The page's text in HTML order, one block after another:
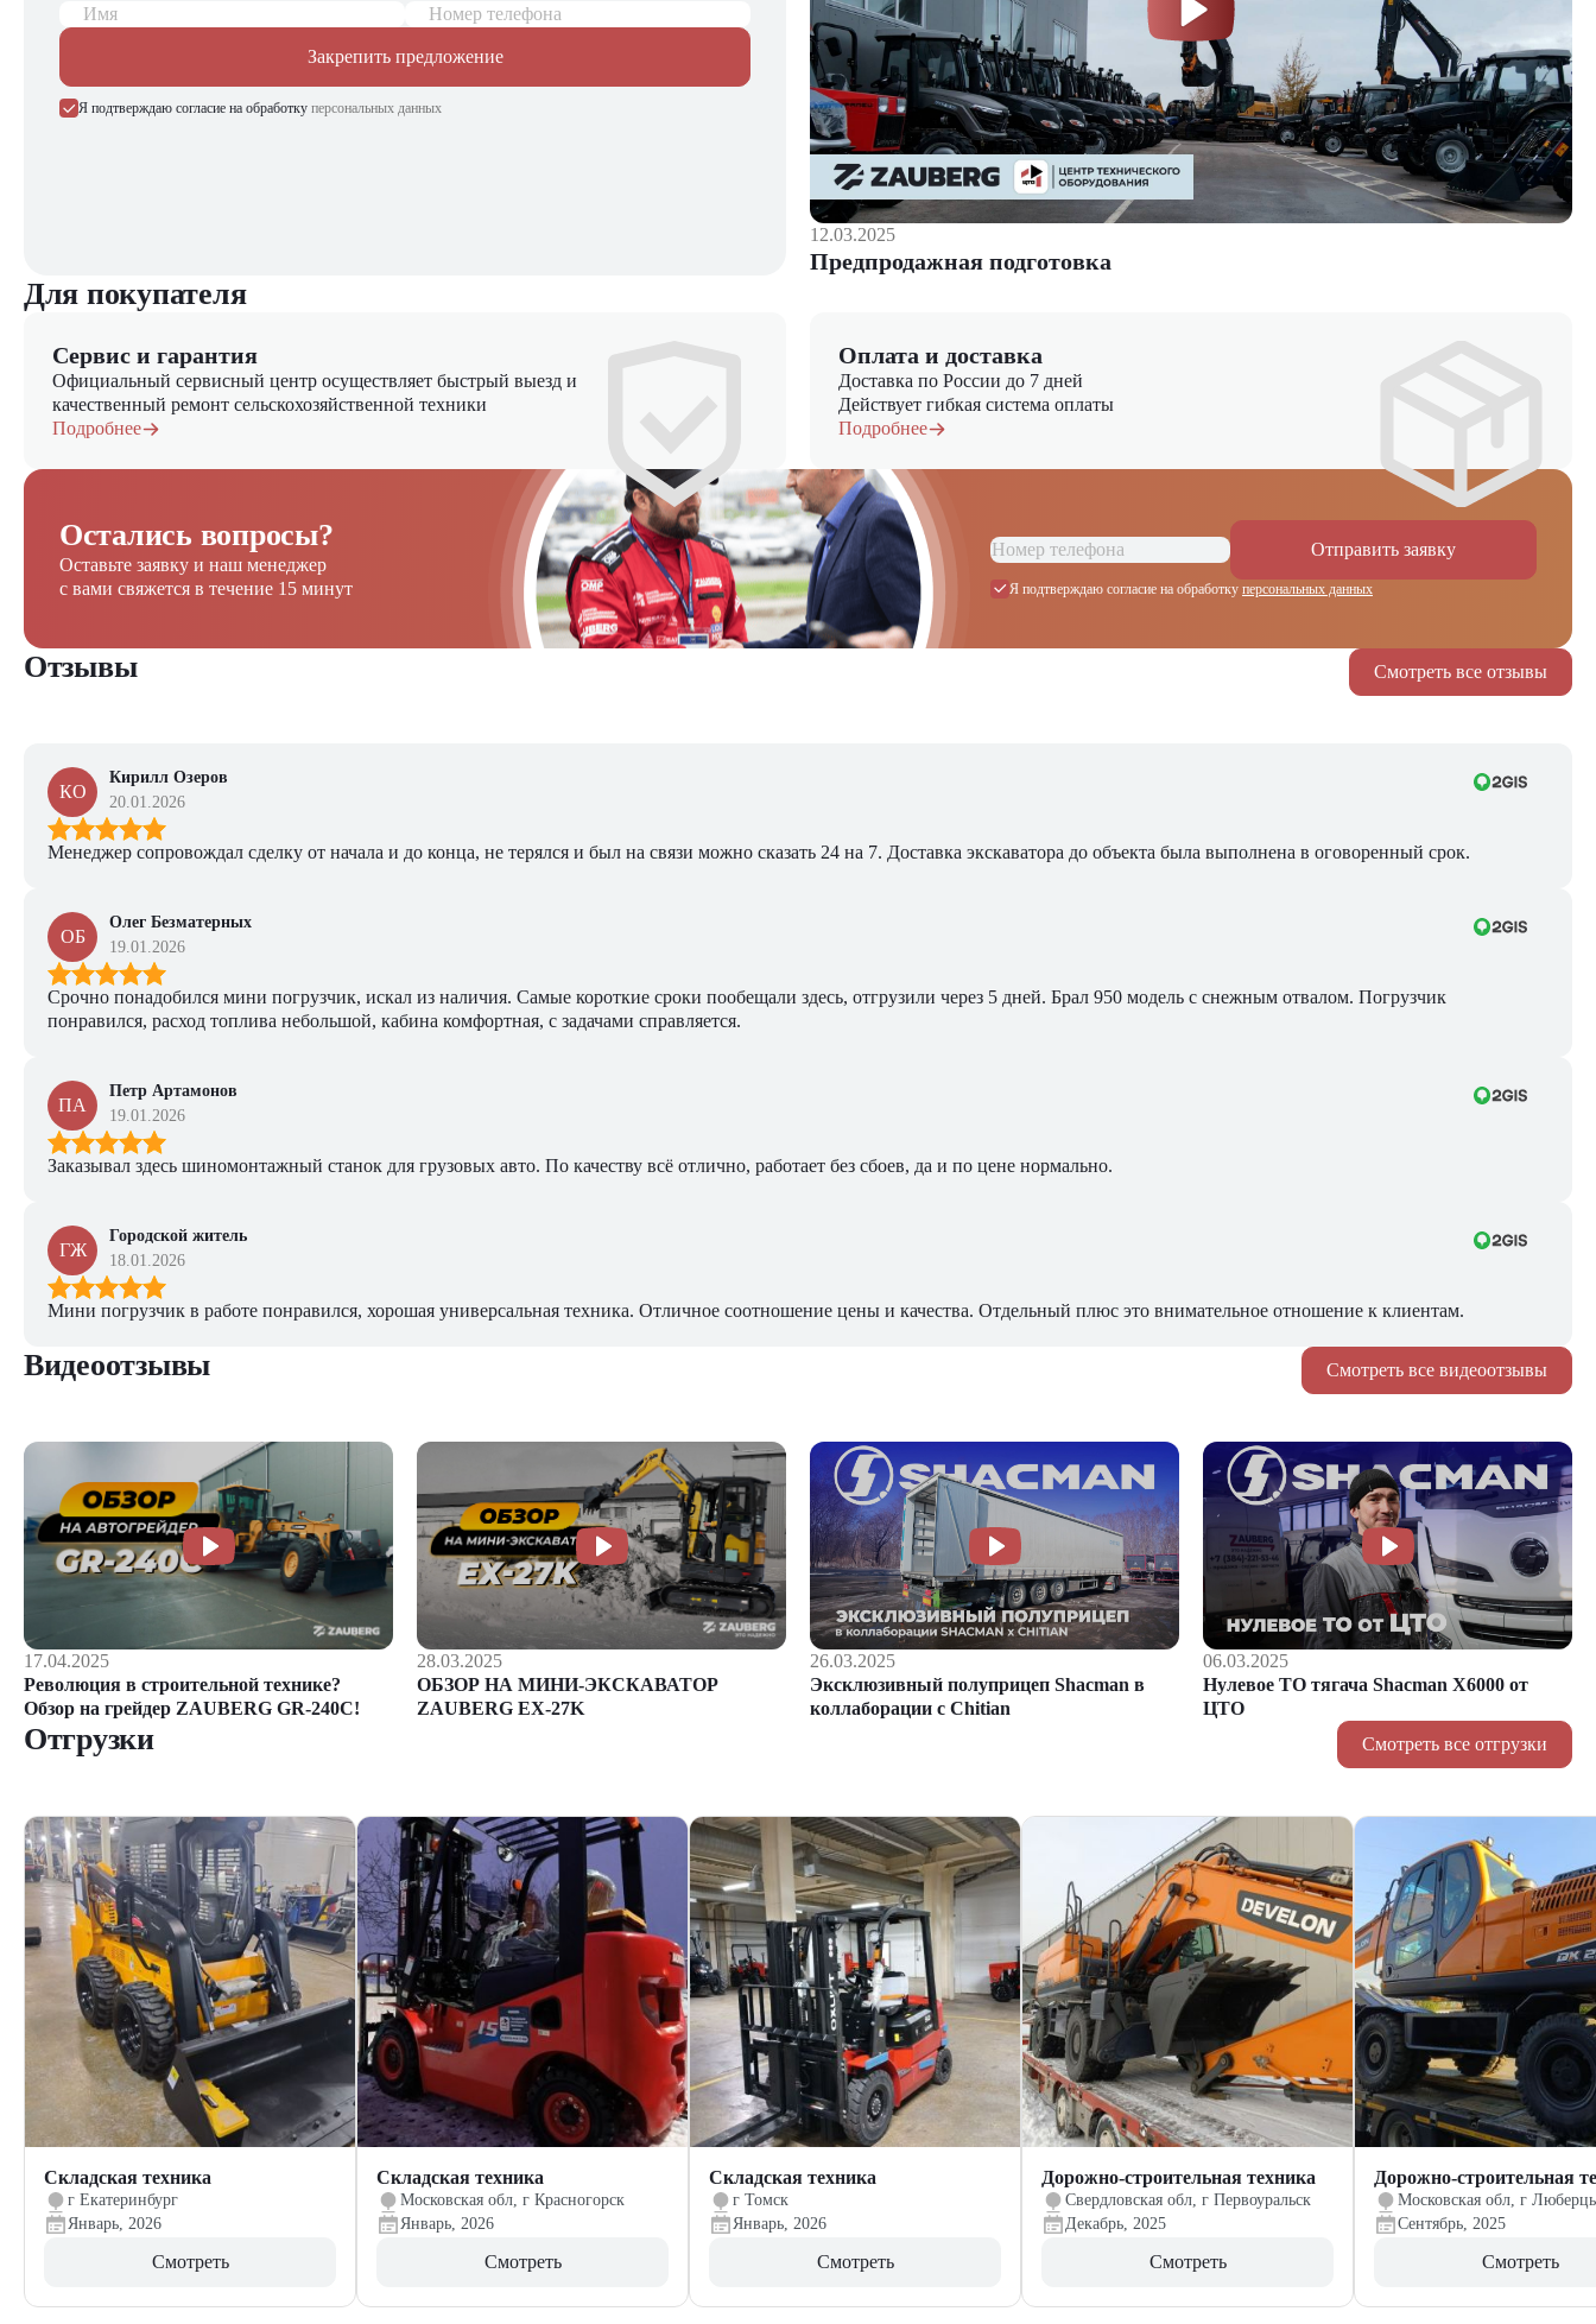
Имя
Номер телефона
Закрепить предложение
Я подтверждаю согласие на обработку персональных данных
12.03.2025
Предпродажная подготовка
Для покупателя
Сервис и гарантия
Официальный сервисный центр осуществляет быстрый выезд и
качественный ремонт сельскохозяйственной техники
Подробнее
Оплата и доставка
Доставка по России до 7 дней
Действует гибкая система оплаты
Подробнее
Остались вопросы?
Оставьте заявку и наш менеджер
с вами свяжется в течение 15 минут
Отправить заявку
Я подтверждаю согласие на обработку персональных данных
Смотреть все отзывы
Отзывы
КО
Кирилл Озеров
20.01.2026
Менеджер сопровождал сделку от начала и до конца, не терялся и был на связи можно сказать 24 на 7. Доставка экскаватора до объекта была выполнена в оговоренный срок.
ОБ
Олег Безматерных
19.01.2026
Срочно понадобился мини погрузчик, искал из наличия. Самые короткие сроки пообещали здесь, отгрузили через 5 дней. Брал 950 модель с снежным отвалом. Погрузчик
понравился, расход топлива небольшой, кабина комфортная, с задачами справляется.
ПА
Петр Артамонов
19.01.2026
Заказывал здесь шиномонтажный станок для грузовых авто. По качеству всё отлично, работает без сбоев, да и по цене нормально.
ГЖ
Городской житель
18.01.2026
Мини погрузчик в работе понравился, хорошая универсальная техника. Отличное соотношение цены и качества. Отдельный плюс это внимательное отношение к клиентам.
Смотреть все видеоотзывы
Видеоотзывы
17.04.2025
Революция в строительной технике?
Обзор на грейдер ZAUBERG GR-240C!
28.03.2025
ОБЗОР НА МИНИ-ЭКСКАВАТОР
ZAUBERG EX-27K
26.03.2025
Эксклюзивный полуприцеп Shacman в
коллаборации с Chitian
06.03.2025
Нулевое ТО тягача Shacman Х6000 от
ЦТО
Смотреть все отгрузки
Отгрузки
Складская техника
г Екатеринбург
Январь, 2026
Смотреть
Складская техника
Московская обл, г Красногорск
Январь, 2026
Смотреть
Складская техника
г Томск
Январь, 2026
Смотреть
Дорожно-строительная техника
Свердловская обл, г Первоуральск
Декабрь, 2025
Смотреть
Дорожно-строительная
Московская обл, г
Сентябрь, 2025
Смотреть